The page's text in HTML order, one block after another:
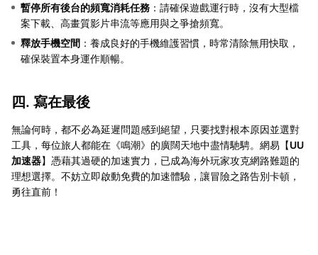
暫停所有後台的頻寬消耗任務 ：請確保遊戲運行時，沒有大型檔
案下載、高畫質影片串流等應用與之爭搶頻寬。
釋放手機空間 ：養成良好的手機維護習慣，時常清除無用快取，
確保裝置本身運作順暢。
四. 寫在最後
無論何時，都不必為延遲問題感到絕望，只要找對根本原因並選對
工具，每位旅人都能在《鳴潮》的廣闊天地中盡情馳騁。網易【UU
加速器】憑藉其過硬的加速實力，已成為海外玩家攻克網路難題的
理想選擇。不妨立即啟動免費的加速體驗，讓冒險之路告別卡頓，
勇往直前！